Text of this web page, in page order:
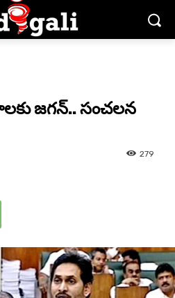
జగన్.. సంచలన
279